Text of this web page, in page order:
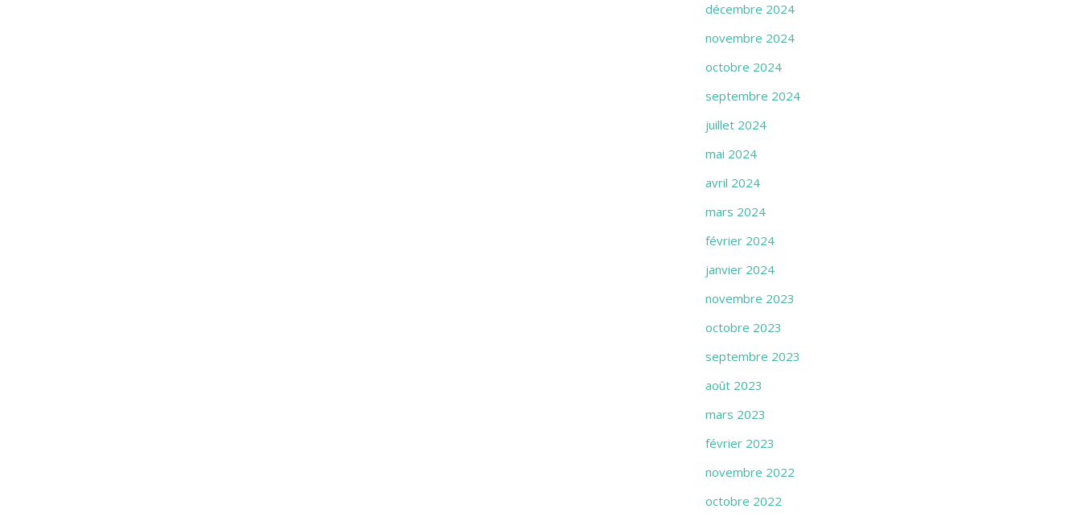
décembre 2024
novembre 2024
octobre 2024
septembre 2024
juillet 2024
mai 2024
avril 2024
mars 2024
février 2024
janvier 2024
novembre 2023
octobre 2023
septembre 2023
août 2023
mars 2023
février 2023
novembre 2022
octobre 2022